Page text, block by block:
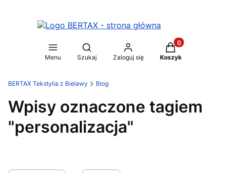
Menu
Otwórz wyszukiwarkę
Szukaj Zaloguj się
Produkty w
Koszyk
BERTAX Tekstylia z Bielawy Blog
Wpisy oznaczone tagiem
"personalizacja"